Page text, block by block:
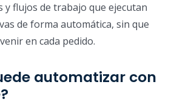
y flujos de trabajo que ejecutan
de forma automática, sin que
en cada pedido.
automatizar con